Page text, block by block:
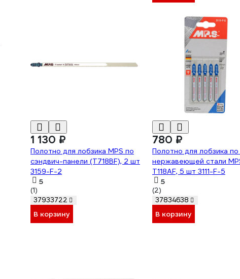
1 130 ₽
Полотно для лобзика MPS по
сэндвич-панели (T718BF), 2 шт
3159-F-2
5
(1)
37933722
В корзину
780 ₽
Полотно для лобзика по
нержавеющей стали
T118AF, 5 шт 3111-F-5
5
(2)
37834638
В корзину